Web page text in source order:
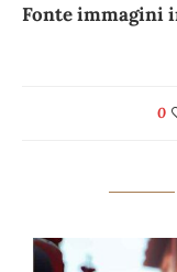
Fonte immagini
0